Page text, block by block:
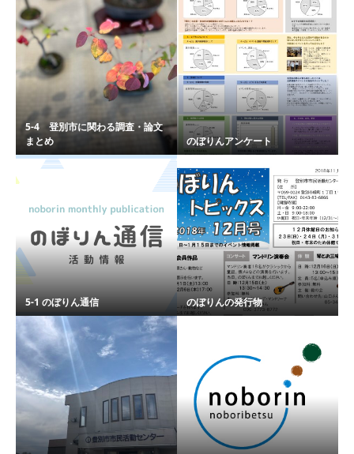
5-4 登別市に関わる調査・論文
まとめ
のぼりんアンケート
5-1 のぼりん通信 のぼりんの発行物